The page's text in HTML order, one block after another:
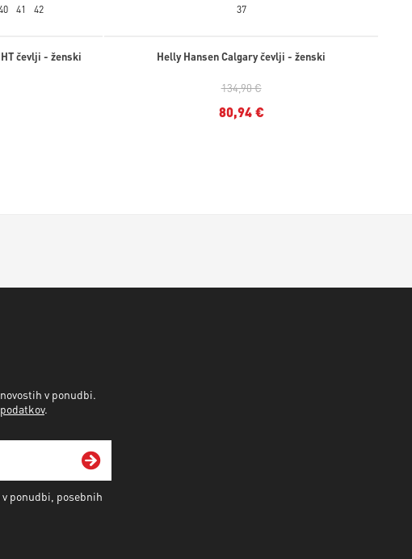
41 42
čevlji - ženski
37
Helly Hansen Calgary čevlji - ženski
134,90 €
80,94 €
v ponudbi.
.
ponudbi, posebnih